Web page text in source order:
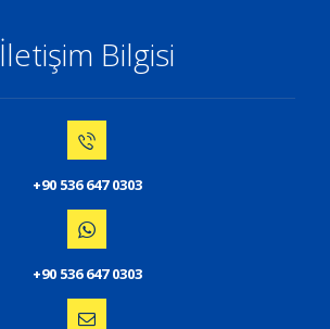
İletişim Bilgisi
+90 536 647 0303
+90 536 647 0303